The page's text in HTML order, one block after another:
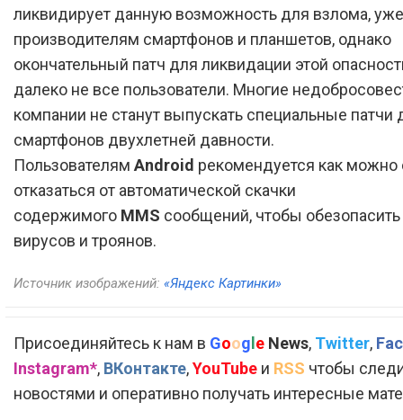
ликвидирует данную возможность для взлома,
производителям смартфонов и планшетов, однако
окончательный патч для ликвидации этой
далеко не все пользователи. Многие
компании не станут выпускать специальные патчи
смартфонов двухлетней давности.
Пользователям Android рекомендуется как можно
отказаться от автоматической скачки
содержимого MMS сообщений, чтобы обезопасить
вирусов и троянов.
Источник изображений: «Яндекс Картинки»
Присоединяйтесь к нам в Goog e News, Twitter,
Instagram*, ВКонтакте,YouTube и RSS чтобы
новостями и оперативно получать интересные